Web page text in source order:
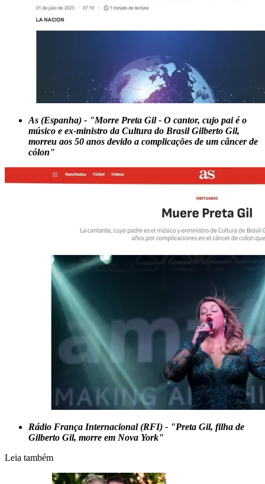
As (Espanha) - "Morre Preta Gil - O cantor, cujo pai é o
músico e ex-ministro da Cultura do Brasil Gilberto Gil,
morreu aos 50 anos devido a complicações de um câncer de
cólon"
Rádio França Internacional (RFI) - "Preta Gil, filha de
Gilberto Gil, morre em Nova York"
Leia também